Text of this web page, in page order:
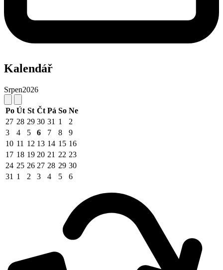
Kalendář
Srpen2026
Po Út St Čt Pá So Ne
27 28 29 30 31 1
2
3
4 5 6 7 8
9
10 11 12 13 14 15 16
17 18 19 20 21 22 23
24 25 26 27 28 29 30
31 1 2 3 4 5 6